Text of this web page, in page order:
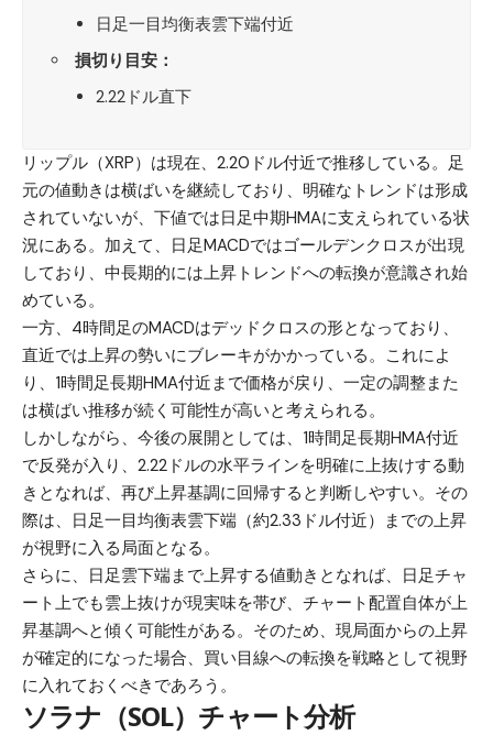
日足一目均衡表雲下端付近
損切り目安：
2.22ドル直下
リップル（XRP） は現在、2.20ドル付近で推移している。足
元の値動きは横ばいを継続しており、明確なトレンドは形成
されていないが、下値では日足中期HMAに支えられている状
況にある。加えて、日足MACDではゴールデンクロスが出現
しており、中長期的には上昇トレンドへの転換が意識され始
めている。
一方、4時間足のMACDはデッドクロスの形となっており、
直近では上昇の勢いにブレーキがかかっている。これによ
り、1時間足長期HMA付近まで価格が戻り、一定の調整また
は横ばい推移が続く可能性が高いと考えられる。
しかしながら、今後の展開としては、1時間足長期HMA付近
で反発が入り、2.22ドルの水平ラインを明確に上抜けする動
きとなれば、再び上昇基調に回帰すると判断しやすい。その
際は、日足一目均衡表雲下端（約2.33ドル付近）までの上昇
が視野に入る局面となる。
さらに、日足雲下端まで上昇する値動きとなれば、日足チャ
ート上でも雲上抜けが現実味を帯び、チャート配置自体が上
昇基調へと傾く可能性がある。そのため、現局面からの上昇
が確定的になった場合、買い目線への転換を戦略として視野
に入れておくべきであろう。
ソラナ（SOL）チャート分析